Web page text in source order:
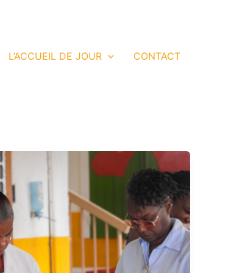
L’ACCUEIL DE JOUR CONTACT